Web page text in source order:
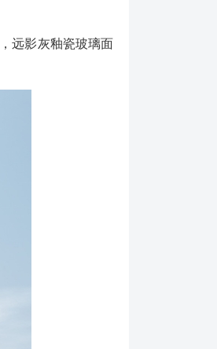
远影灰釉瓷玻璃面